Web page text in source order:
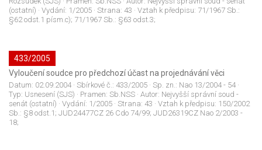
(ostatní) · Vydání: 1/2005 · Strana: 43 · Vztah k předpisu: 71/1967 Sb.:
§62 odst.1 písm.c); 71/1967 Sb.: §63 odst.3;
433/2005
Vyloučení soudce pro předchozí účast na projednávání věci
Datum: 02.09.2004· Sbírkové č.: 433/2005 · Sp. zn.: Nao 13/2004 - 54·
Typ: Usnesení (SJS) · Pramen: Sb.NSS · Autor: Nejvyšší správní soud -
senát (ostatní) · Vydání: 1/2005 · Strana: 43 · Vztah k předpisu: 150/2002
Sb.: §8 odst.1; JUD24477CZ 26 Cdo 74/99; JUD26319CZ Nao 2/2003 -
18;